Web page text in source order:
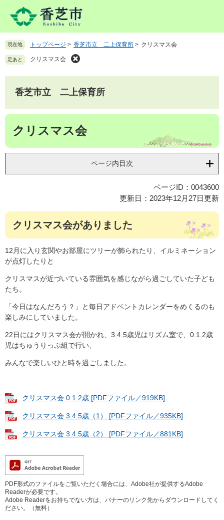
先
頭
す
を
飛
し
文
現在地 トップページ > 香芝市立 二上保育所 > クリスマス会
足あと クリスマス会
香芝市立 二上保育所
本
クリスマス会
ページ内目次
ページID：0043600
更新日：2023年12月27日更新
クリスマス会がありました
12月に入り玄関やお部屋にツリーが飾られたり、イルミネーション
が点灯したりと
クリスマスが近づいている雰囲気を感じながら過ごしていた子ども
たち。
「今日はなんだろう？」と毎日アドベントカレンダーをめくるのも
楽しみにしていました。
22日にはクリスマス会が開かれ、3.4.5歳児はリズム室で、0.1.2歳
児はちゅうりっぷ組で行い、
みんなで楽しいひと時を過ごしました。
クリスマス会 0.1.2歳 [PDFファイル／919KB]
クリスマス会 3.4.5歳（1） [PDFファイル／935KB]
クリスマス会 3.4.5歳（2） [PDFファイル／881KB]
PDF形式のファイルをご覧いただく場合には、Adobe社が提供するAdobe
Readerが必要です。
Adobe Readerをお持ちでない方は、バナーのリンク先からダウンロードしてく
ださい。（無料）